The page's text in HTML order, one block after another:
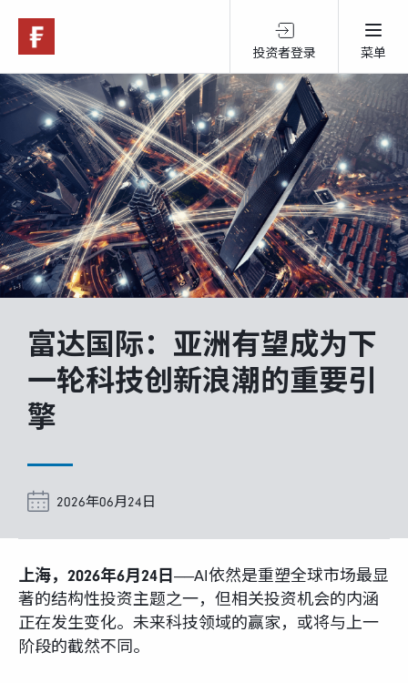
投资者登录 菜单
关于富达
产品服务
跨境投资
可持续投资
市场观点
富达课堂
养老专区
媒体中心
招贤纳士
富达国际：亚洲有望成为下
一轮科技创新浪潮的重要引
擎
2026年06月24日
上海，2026年6月24日 ——AI依然是重塑全球市场最显
著的结构性投资主题之一，但相关投资机会的内涵
正在发生变化。未来科技领域的赢家，或将与上一
阶段的截然不同。